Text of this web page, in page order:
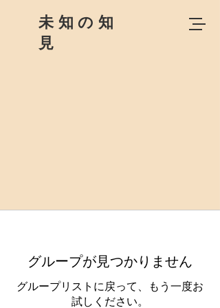
未知の知
見
グループが見つかりません
グループリストに戻って、もう一度お
試しください。